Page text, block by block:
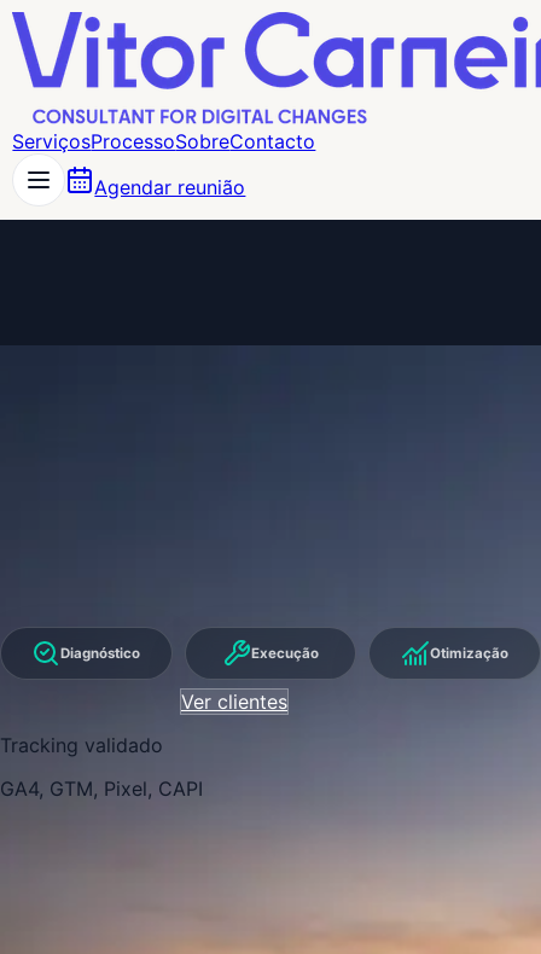
ServiçosProcessoSobreContacto
Agendar reunião
Diagnóstico Execução Otimização
Ver clientes
Tracking validado
GA4, GTM, Pixel, CAPI